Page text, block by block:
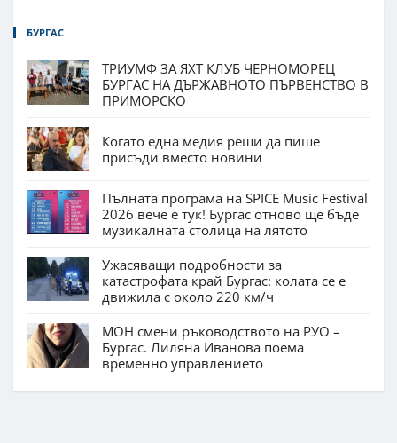
БУРГАС
ТРИУМФ ЗА ЯХТ КЛУБ ЧЕРНОМОРЕЦ
БУРГАС НА ДЪРЖАВНОТО ПЪРВЕНСТВО В
ПРИМОРСКО
Когато една медия реши да пише
присъди вместо новини
Пълната програма на SPICE Music Festival
2026 вече е тук! Бургас отново ще бъде
музикалната столица на лятото
Ужасяващи подробности за
катастрофата край Бургас: колата се е
движила с около 220 км/ч
МОН смени ръководството на РУО –
Бургас. Лиляна Иванова поема
временно управлението